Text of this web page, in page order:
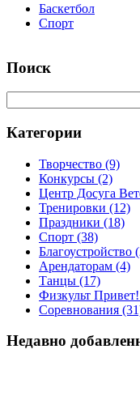
Баскетбол
Спорт
Поиск
Категории
Творчество (9)
Конкурсы (2)
Центр Досуга
Тренировки (12)
Праздники (18)
Спорт (38)
Благоустройство
Арендаторам (4)
Танцы (17)
Физкульт Привет!
Соревнования
Недавно